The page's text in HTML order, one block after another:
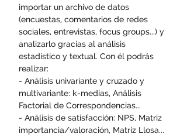
importar un archivo de datos
(encuestas, comentarios de redes
sociales, entrevistas, focus groups...) y
analizarlo gracias al análisis
estadístico y textual. Con él podrás
realizar:
- Análisis univariante y cruzado y
multivariante: k-medias, Análisis
Factorial de Correspondencias...
- Análisis de satisfacción: NPS, Matriz
importancia/valoración, Matriz Llosa...